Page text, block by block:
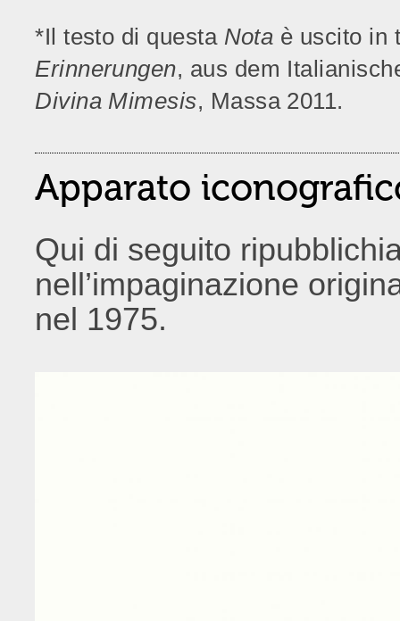
*Il testo di questa Nota è uscito in
Erinnerungen, aus dem
Divina Mimesis, Massa 2011.
Apparato
Qui di seguito
nell’impaginazione
nel 1975.